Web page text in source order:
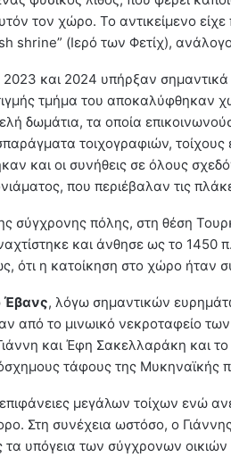
τον χώρο. Το αντικείμενο
shrine” (Ιερό των Φετίχ),
και 2024 υπήρξαν σημαντικά
τμήμα του αποκαλύφθηκαν
δωμάτια, τα οποία
τοιχογραφιών, τοίχους
και οι συνήθεις σε όλους
που περιέβαλαν τις
πόλης, στη θέση
και άνθησε ως το 1450
ότι η κατοίκηση στο χώρο ήταν
Έβανς, λόγω σημαντικών
από το μινωικό νεκροταφείο
και Έφη Σακελλαράκη και
τάφους της Μυκηναϊκής
μεγάλων τοίχων ενώ
Στη συνέχεια ωστόσο, ο
υπόγεια των σύγχρονων οικιών